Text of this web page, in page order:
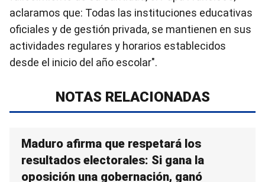
aclaramos que: Todas las instituciones educativas
oficiales y de gestión privada, se mantienen en sus
actividades regulares y horarios establecidos
desde el inicio del año escolar".
NOTAS RELACIONADAS
Maduro afirma que respetará los
resultados electorales: Si gana la
oposición una gobernación, ganó